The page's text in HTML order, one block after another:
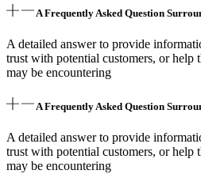
A Frequently Asked Question
A detailed answer to provide
trust with potential customers, or
may be encountering
A Frequently Asked Question
A detailed answer to provide
trust with potential customers, or
may be encountering